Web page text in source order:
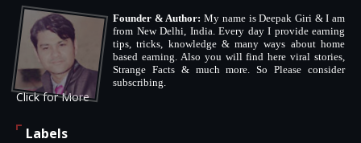
Founder & Author: My name is Deepak Giri & I am
from New Delhi, India. Every day I provide earning
tips, tricks, knowledge & many ways about home
based earning. Also you will find here viral stories,
Strange Facts & much more. So Please consider
subscribing.
Click for More
Labels